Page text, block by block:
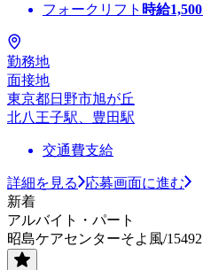
フォークリフト 時給1,500
勤務地
面接地
東京都日野市旭が丘
北八王子駅、豊田駅
交通費支給
詳細を見る
応募画面に進む
新着
アルバイト・パート
昭島ケアセンターそよ風/15492